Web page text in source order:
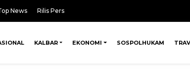
News Rilis Pers
KALBAR EKONOMI SOSPOLHUKAM